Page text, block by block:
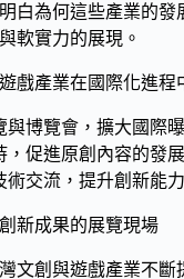
白為何這些產業的發
軟實力的展現。
戲產業在國際化進程
與博覽會，擴大國際
，促進原創內容的發
術交流，提升創新能力
文創與遊戲產業不斷